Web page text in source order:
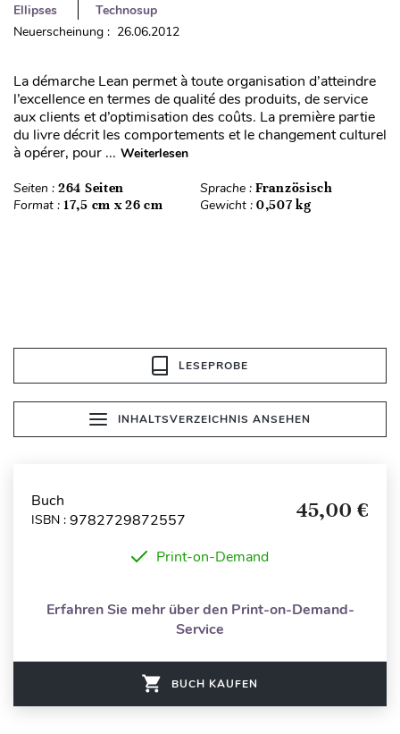
Ellipses
Technosup
Neuerscheinung : 26.06.2012
La démarche Lean permet à toute organisation d’atteindre
l’excellence en termes de qualité des produits, de service
aux clients et d’optimisation des coûts. La première partie
du livre décrit les comportements et le changement culturel
à opérer, pour ... Weiterlesen
Seiten : 264 Seiten Sprache : Französisch
Format : 17,5 cm x 26 cm Gewicht : 0,507 kg
LESEPROBE
INHALTSVERZEICHNIS ANSEHEN
Buch
ISBN : 9782729872557 45,00 €
Print-on-Demand
Erfahren Sie mehr über den Print-on-Demand-
Service
BUCH KAUFEN